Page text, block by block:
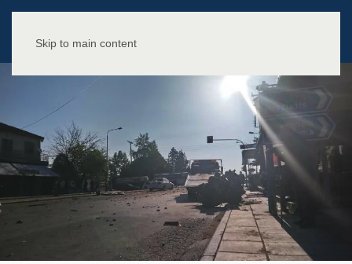
Skip to main content